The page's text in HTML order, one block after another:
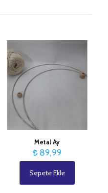
Metal Ay
₺89,99
Sepete Ekle